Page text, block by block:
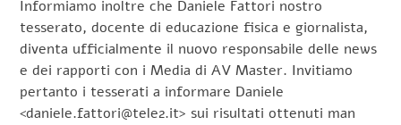
Informiamo inoltre che Daniele Fattori nostro
tesserato, docente di educazione fisica e giornalista,
diventa ufficialmente il nuovo responsabile delle news
e dei rapporti con i Media di AV Master. Invitiamo
pertanto i tesserati a informare Daniele
<daniele.fattori@tele2.it> sui risultati ottenuti man